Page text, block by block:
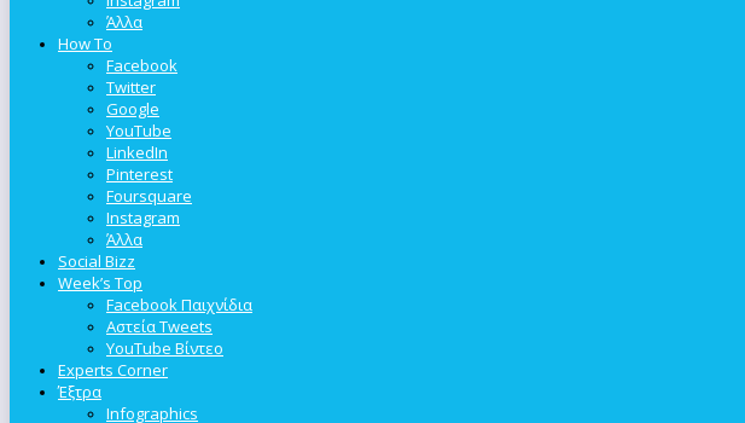
Άλλα
How To
Facebook
Twitter
Google
YouTube
LinkedIn
Pinterest
Foursquare
Instagram
Άλλα
Social Bizz
Week’s Top
Facebook Παιχνίδια
Αστεία Tweets
YouTube Βίντεο
Experts Corner
Έξτρα
Infographics